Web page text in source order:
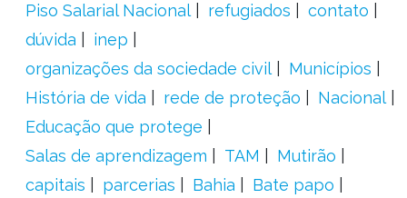
Piso Salarial Nacional
refugiados
contato
dúvida
inep
organizações da sociedade civil
Municípios
História de vida
rede de proteção
Nacional
Educação que protege
Salas de aprendizagem
TAM
Mutirão
capitais
parcerias Bahia
Bate papo